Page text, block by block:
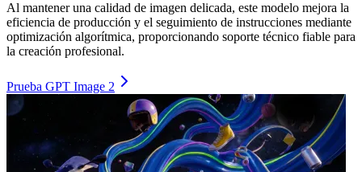
Al mantener una calidad de imagen delicada, este modelo mejora la
eficiencia de producción y el seguimiento de instrucciones mediante
optimización algorítmica, proporcionando soporte técnico fiable para
la creación profesional.
Prueba GPT Image 2